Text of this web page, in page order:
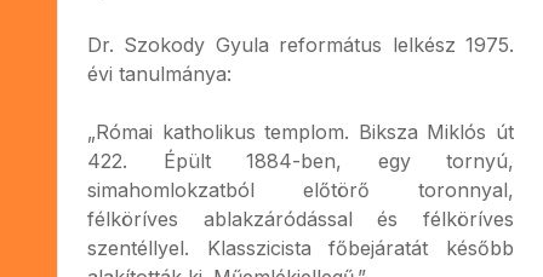
Dr. Szokody Gyula református lelkész 1975.
évi tanulmánya:
„Római katholikus templom. Biksza Miklós út
422. Épült 1884-ben, egy tornyú,
simahomlokzatból előtörő toronnyal,
félköríves ablakzáródással és félköríves
szentéllyel. Klasszicista főbejáratát később